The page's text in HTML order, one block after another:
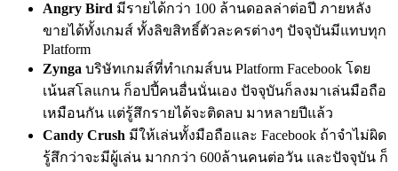
Angry Bird มีรายได้กว่า 100 ล้านดอลล่าต่อปี ภายหลัง
ขายได้ทั้งเกมส์ ทั้งลิขสิทธิ์ตัวละครต่างๆ ปัจจุบันมีแทบทุก
Platform
Zynga บริษัทเกมส์ที่ทำเกมส์บน Platform Facebook โดย
เน้นสโลแกน ก็อปปี้คนอื่นนั่นเอง ปัจจุบันก็ลงมาเล่นมือถือ
เหมือนกัน แต่รู้สึกรายได้จะติดลบ มาหลายปีแล้ว
Candy Crush มีให้เล่นทั้งมือถือและ Facebook ถ้าจำไม่ผิด
รู้สึกว่าจะมีผู้เล่น มากกว่า 600ล้านคนต่อวัน และปัจจุบัน ก็